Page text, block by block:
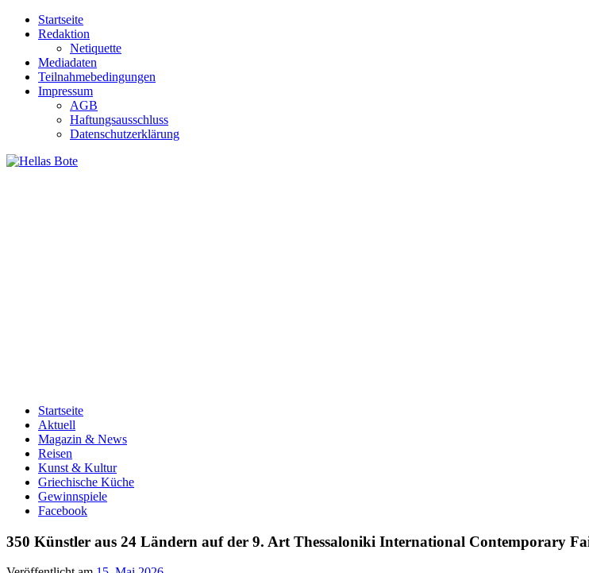
Zum
Inhalt
Startseite
Redaktion
Netiquette
Mediadaten
Teilnahmebedingungen
Impressum
AGB
Haftungsausschluss
Datenschutzerklärung
Startseite
Aktuell
Magazin & News
Reisen
Kunst & Kultur
Griechische Küche
Gewinnspiele
Facebook
350 Künstler aus 24 Ländern auf der 9. Art Thessaloniki International Contemporary